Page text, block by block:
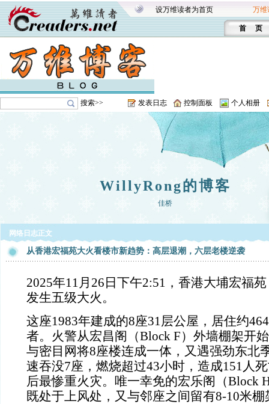
设万维读者为首页 万维
首 页
搜索>> 发表日志 控制面板 个人相册
WillyRong的博客
佳桥
网络日志正文
从香港宏福苑大火看楼市新趋势：高层退潮，六层老楼逆袭
2025年11 月 26 日下午2:51 ，香港大埔宏福
发生五级大火。
这座1983年建成的8座31 层公屋，居住约
者。火警从宏昌阁（Block F）外墙棚架开
与密目网将8座楼连成一体，又遇强劲东北
速吞没7座，燃烧超过43小时，造成151 人
后最惨重火灾。唯一幸免的宏乐阁（Block
既处于上风处，又与邻座之间留有8-10米棚